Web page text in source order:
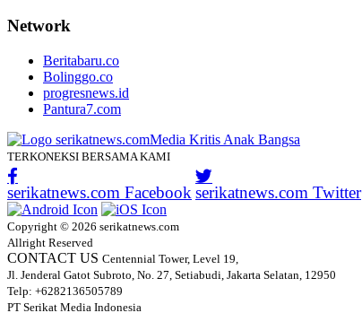
Network
Beritabaru.co
Bolinggo.co
progresnews.id
Pantura7.com
TERKONEKSI BERSAMA KAMI
serikatnews.com Facebook serikatnews.com Twitter
Copyright © 2026 serikatnews.com
Allright Reserved
CONTACT US Centennial Tower, Level 19,
Jl. Jenderal Gatot Subroto, No. 27, Setiabudi, Jakarta Selatan, 12950
Telp: +6282136505789
PT Serikat Media Indonesia